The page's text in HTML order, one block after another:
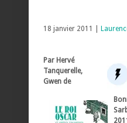
18 janvier 2011 |
Par Hervé
Tanquerelle,
Gwen de